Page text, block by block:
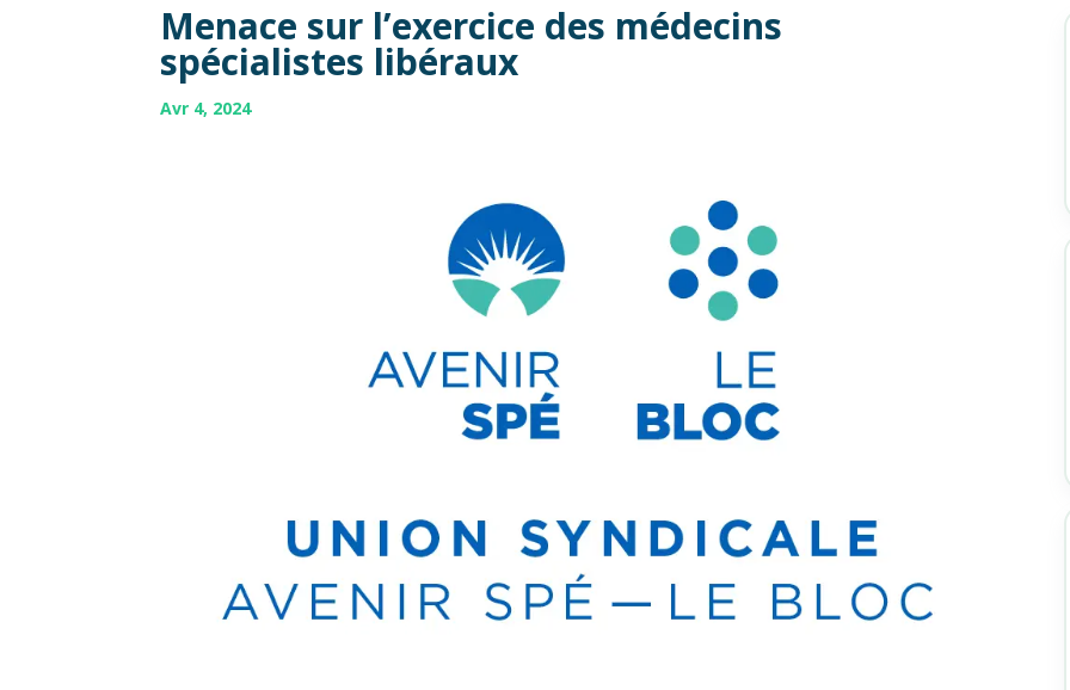
Menace sur l’exercice des médecins
spécialistes libéraux
Avr 4, 2024